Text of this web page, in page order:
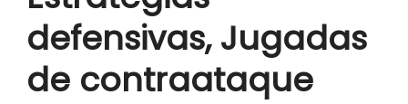
defensivas, Jugadas
de contraataque